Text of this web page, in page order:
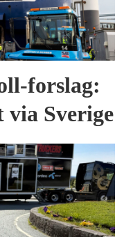
forslag:
via Sverige